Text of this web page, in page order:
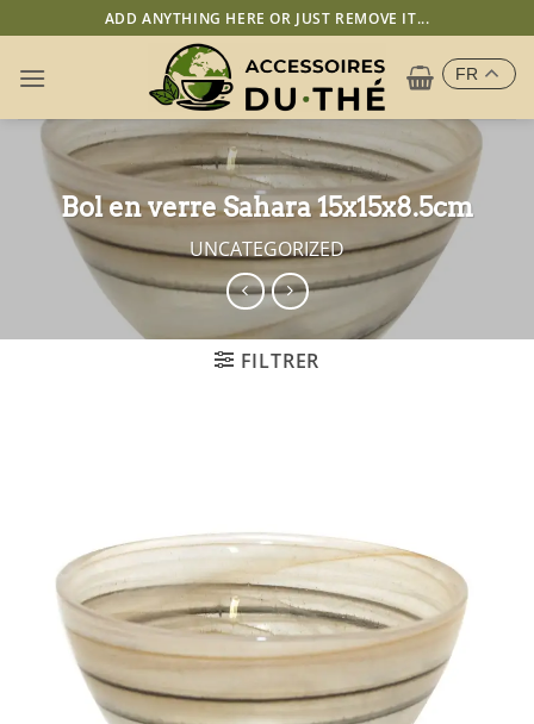
au
contenu
ADD ANYTHING HERE OR JUST REMOVE IT...
FR
Bol en verre Sahara 15x15x8.5cm
UNCATEGORIZED
FILTRER